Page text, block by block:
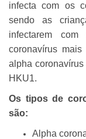
infecta com os
sendo as
infectarem
coronavírus
alpha
HKU1.
Os tipos de
são:
Alpha